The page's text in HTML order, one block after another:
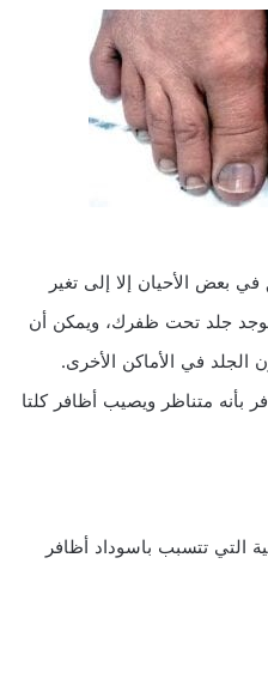
بعض الأحيان إلا إلى تغير
جلد تحت ظفرك، ويمكن أن
الجلد في الأماكن الأخرى.
بأنه متناظر ويصيب أظافر كلتا
التي تتسبب باسوداد أظافر